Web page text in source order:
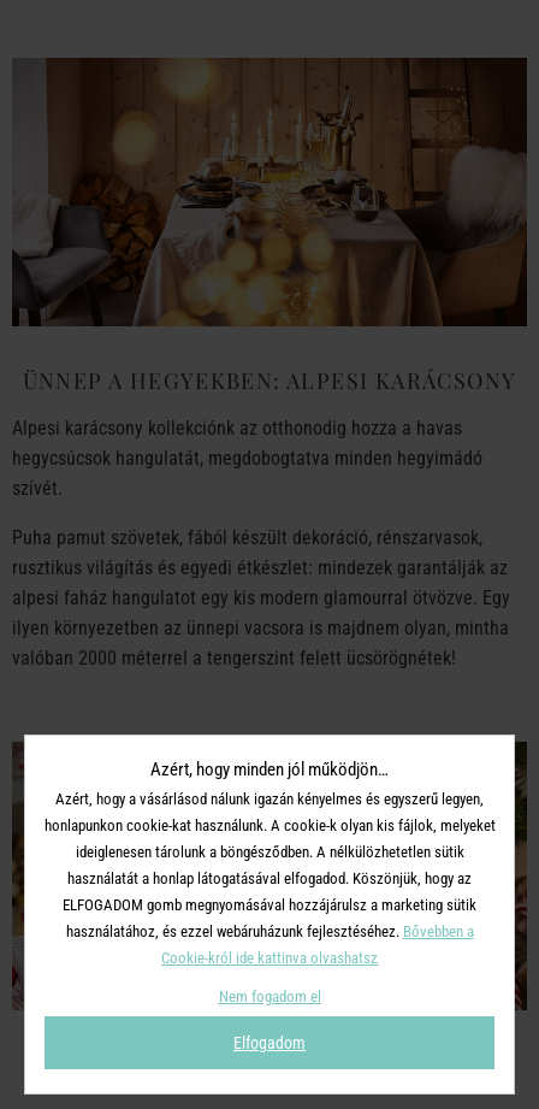
ÜNNEP A HEGYEKBEN: ALPESI KARÁCSONY
Alpesi karácsony kollekciónk az otthonodig hozza a havas
hegycsúcsok hangulatát, megdobogtatva minden hegyimádó
szívét.
Puha pamut szövetek, fából készült dekoráció, rénszarvasok,
rusztikus világítás és egyedi étkészlet: mindezek garantálják az
alpesi faház hangulatot egy kis modern glamourral ötvözve. Egy
ilyen környezetben az ünnepi vacsora is majdnem olyan, mintha
valóban 2000 méterrel a tengerszint felett ücsörögnétek!
Azért, hogy minden jól működjön…
Azért, hogy a vásárlásod nálunk igazán kényelmes és egyszerű legyen,
honlapunkon cookie-kat használunk. A cookie-k olyan kis fájlok, melyeket
ideiglenesen tárolunk a böngésződben. A nélkülözhetetlen sütik
használatát a honlap látogatásával elfogadod. Köszönjük, hogy az
ELFOGADOM gomb megnyomásával hozzájárulsz a marketing sütik
használatához, és ezzel webáruházunk fejlesztéséhez. Bővebben a
Cookie-król ide kattinva olvashatsz
Nem fogadom el
Elfogadom